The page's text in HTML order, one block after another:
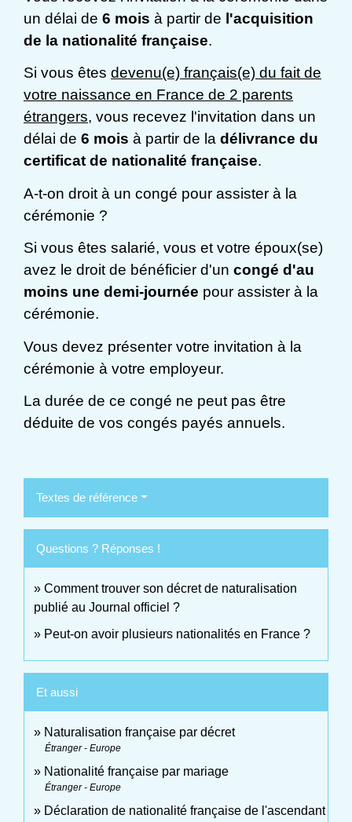
un délai de 6 mois à partir de l'acquisition
de la nationalité française.
Si vous êtes devenu(e) français(e) du fait de
votre naissance en France de 2 parents
étrangers, vous recevez l'invitation dans un
délai de 6 mois à partir de la délivrance du
certificat de nationalité française.
A-t-on droit à un congé pour assister à la
cérémonie ?
Si vous êtes salarié, vous et votre époux(se)
avez le droit de bénéficier d'un congé d'au
moins une demi-journée pour assister à la
cérémonie.
Vous devez présenter votre invitation à la
cérémonie à votre employeur.
La durée de ce congé ne peut pas être
déduite de vos congés payés annuels.
Textes de référence
Questions ? Réponses !
Comment trouver son décret de naturalisation
publié au Journal officiel ?
Peut-on avoir plusieurs nationalités en France ?
Et aussi
Naturalisation française par décret
Étranger - Europe
Nationalité française par mariage
Étranger - Europe
Déclaration de nationalité française de l'ascendant